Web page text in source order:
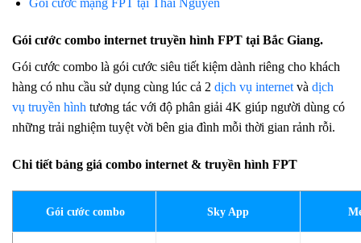
Gói cước mạng FPT tại Thái Nguyên
Gói cước combo internet truyền hình FPT tại Bắc Giang.
Gói cước combo là gói cước siêu tiết kiệm dành riêng cho khách
hàng có nhu cầu sử dụng cùng lúc cả 2 dịch vụ internet và dịch
vụ truyền hình tương tác với độ phân giải 4K giúp người dùng có
những trải nghiệm tuyệt vời bên gia đình mỗi thời gian rảnh rỗi.
Chi tiết bảng giá combo internet & truyền hình FPT
Gói cước combo Sky App